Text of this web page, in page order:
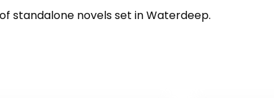
standalone novels set in Waterdeep.